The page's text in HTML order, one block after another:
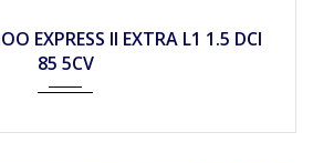
EXPRESS II EXTRA L1 1.5 DCI
85 5CV